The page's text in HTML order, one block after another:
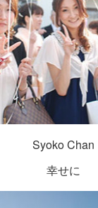
Syoko Chan
幸せに